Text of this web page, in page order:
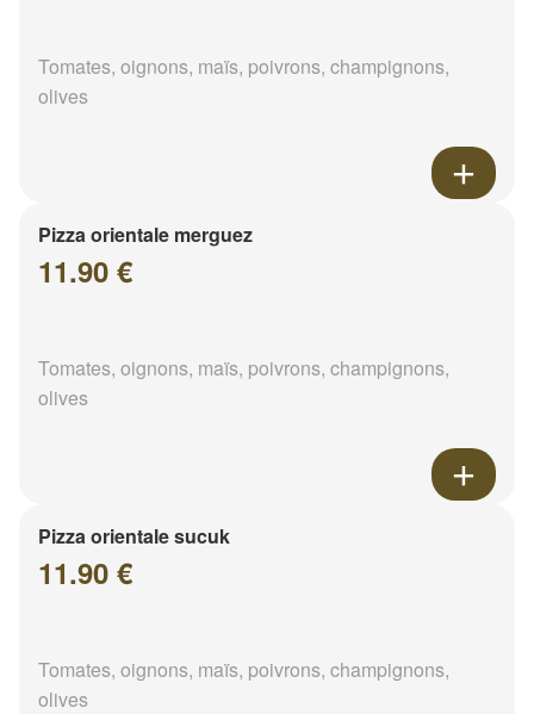
Tomates, oignons, maïs, poivrons, champignons,
olives
Pizza orientale merguez
11.90 €
Tomates, oignons, maïs, poivrons, champignons,
olives
Pizza orientale sucuk
11.90 €
Tomates, oignons, maïs, poivrons, champignons,
olives